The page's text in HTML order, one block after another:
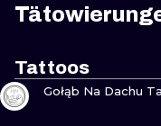
ATHEN
Tattoos
SEHE
Gołąb Na Dachu